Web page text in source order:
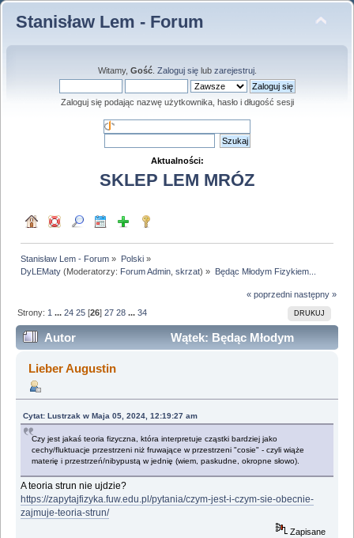
Stanisław Lem - Forum
Witamy, Gość. Zaloguj sięlub zarejestruj.
Zaloguj się podając nazwę użytkownika, hasło i długość sesji
Aktualności:
SKLEP LEM MRÓZ
Stanisław Lem - Forum » Polski»
DyLEMaty (Moderatorzy: Forum Admin ,skrzat) » Będąc Młodym Fizykiem...
« poprzedni następny »
DRUKUJ
Strony: 1 ...24 25 [26]27 28 ...34
Autor
Wątek: Będąc Młodym
Fizykiem... (Przeczytany 785063 razy)
Lieber Augustin
Cytat: Lustrzak w Maja 05, 2024, 12:19:27 am
Czy jest jakaś teoria fizyczna, która interpretuje cząstki bardziej jako
cechy/fluktuacje przestrzeni niż fruwające w przestrzeni "cosie" - czyli wiąże
materię i przestrzeń/nibypustą w jednię (wiem, paskudne, okropne słowo).
A teoria strun nie ujdzie?
https://zapytajfizyka.fuw.edu.pl/pytania/czym-jest-i-czym-sie-obecnie-
zajmuje-teoria-strun/
Zapisane